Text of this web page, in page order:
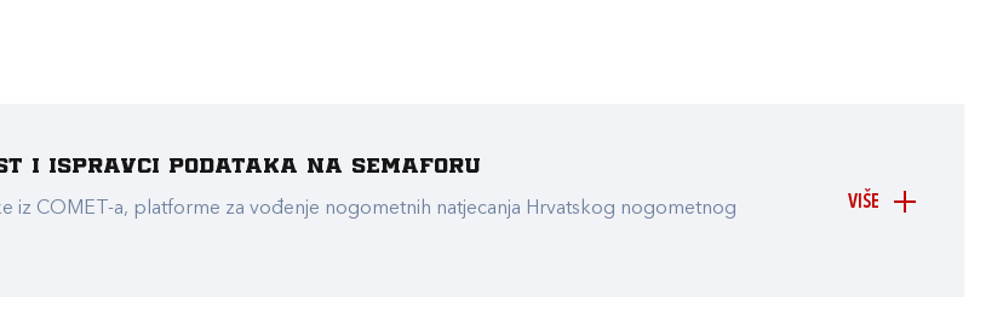
VIŠE
i ispravci podataka na Semaforu
iz COMET-a, platforme za vođenje nogometnih natjecanja Hrvatskog nogometnog